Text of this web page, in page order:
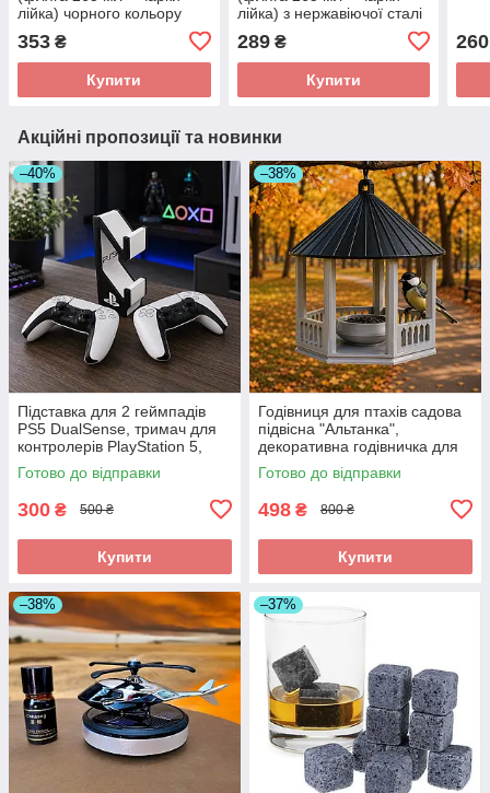
лійка) чорного кольору
353 ₴
Купити
лійка) з нержавіючої сталі
289₴
Купити
260
Акційні пропозиції та новинки
–40%
Підставка для 2 геймпадів
PS5 DualSense, тримач для
контролерів PlayStation 5,
органайзер для джойстиків
Готово до відправки
300 ₴ 500 ₴
Купити
–38%
Годівниця для птахів садова
підвісна "Альтанка",
декоративна годівничка для
саду, дачі та двору 19×16 см
Готово до відправки
498 ₴ 800 ₴
Купити
–38% –37%